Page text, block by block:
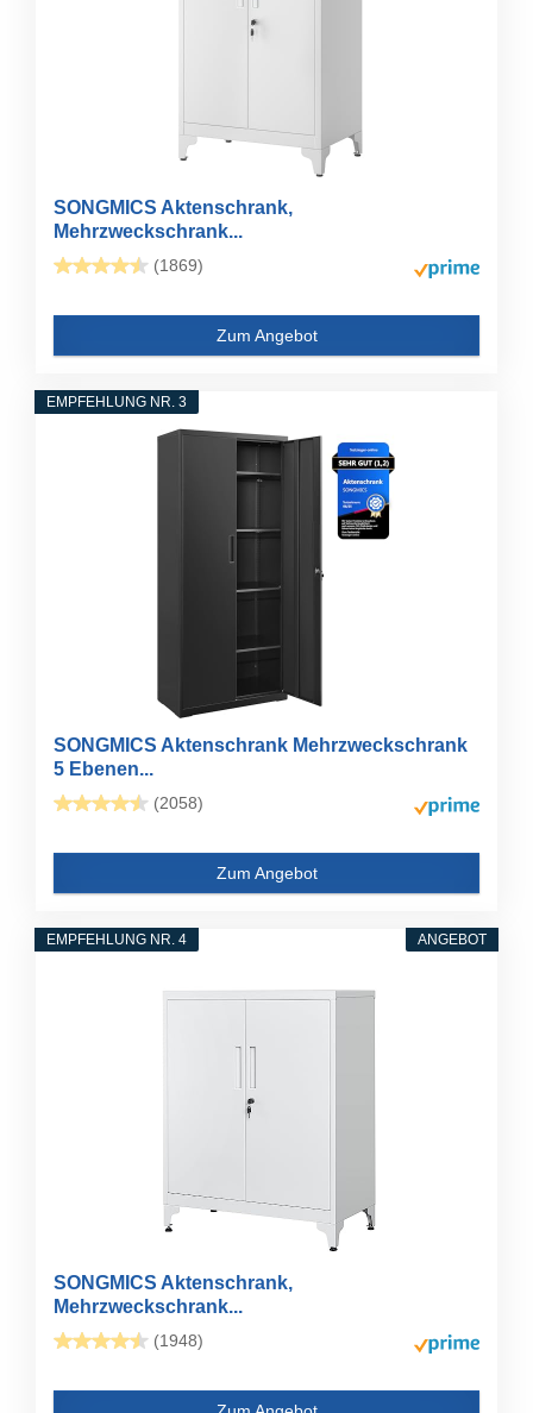
SONGMICS Aktenschrank,
Mehrzweckschrank...
(1869)
Zum Angebot
EMPFEHLUNG NR. 3
SONGMICS Aktenschrank Mehrzweckschrank
5 Ebenen...
(2058)
Zum Angebot
ANGEBOT
EMPFEHLUNG NR. 4
SONGMICS Aktenschrank,
Mehrzweckschrank...
(1948)